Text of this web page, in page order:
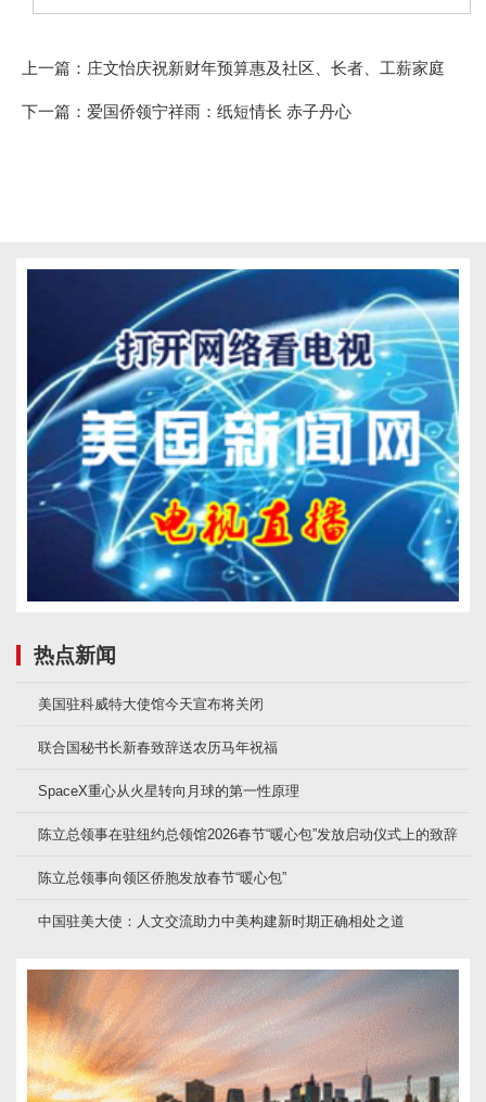
上一篇： 庄文怡庆祝新财年预算惠及社区、长者、工薪家庭
下一篇： 爱国侨领宁祥雨：纸短情长 赤子丹心
热点新闻
美国驻科威特大使馆今天宣布将关闭
联合国秘书长新春致辞送农历马年祝福
SpaceX重心从火星转向月球的第一性原理
陈立总领事在驻纽约总领馆2026春节“暖心包”发放启动仪式上的致辞
陈立总领事向领区侨胞发放春节“暖心包”
中国驻美大使：人文交流助力中美构建新时期正确相处之道